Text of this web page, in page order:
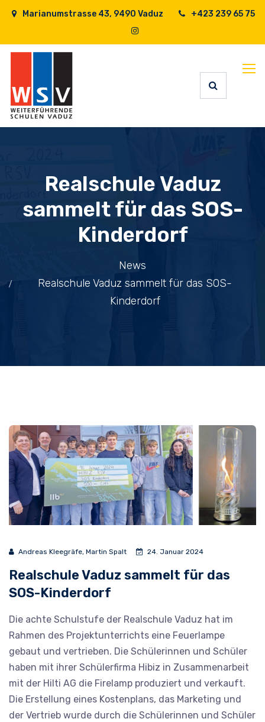
Marianumstrasse 43, 9490 Vaduz +423 239 65 75
Realschule Vaduz
sammelt für das SOS-
Kinderdorf
News
Realschule Vaduz sammelt für das SOS-
Kinderdorf
Andreas Kleegräfe, Martin Spalt 24. Januar 2024
Realschule Vaduz sammelt für das
SOS-Kinderdorf
Die achte Schulstufe der Realschule Vaduz hat im
Rahmen des Projektunterrichts eine Feuerlampe
gebaut und vertrieben. Die Schülerinnen und Schüler
haben mit ihrer Schülerfirma Hibiz in Zusammenarbeit
mit der Hilti AG die Firelamp produziert und verkauft.
Die Erstellung eines Kostenplans, das Marketing und
der Vertrieb wurde durch die Schülerinnen und Schüler